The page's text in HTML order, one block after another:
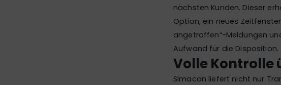
nächsten Kunden. Dieser
Option, ein neues
angetroffen“-Meldungen
Aufwand für die Disposition.
Volle Kontrolle
Simacan liefert nicht nur